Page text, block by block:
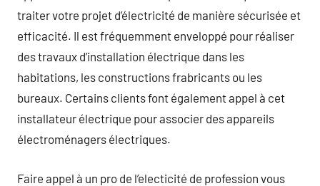
traiter votre projet d’électricité de manière sécurisée et
efficacité. Il est fréquemment enveloppé pour réaliser
des travaux d’installation électrique dans les
habitations, les constructions frabricants ou les
bureaux. Certains clients font également appel à cet
installateur électrique pour associer des appareils
électroménagers électriques.
Faire appel à un pro de l’electicité de profession vous